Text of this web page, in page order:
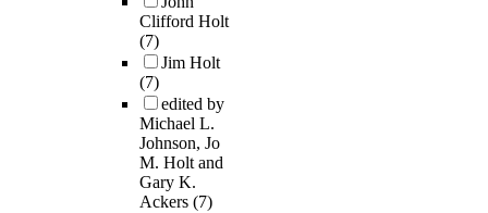
Clifford Holt
(7)
Jim Holt
(7)
edited by
Michael L.
Johnson, Jo
M. Holt and
Gary K.
Ackers (7)